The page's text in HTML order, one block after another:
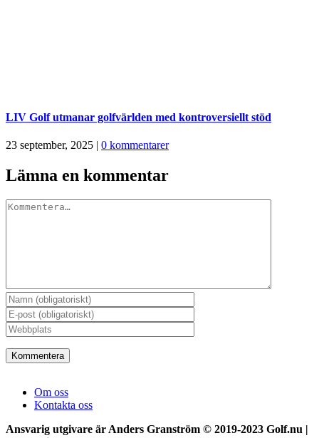
LIV Golf utmanar golfvärlden med kontroversiellt stöd
23 september, 2025 | 0 kommentarer
Lämna en kommentar
Kommentar
Om oss
Kontakta oss
Ansvarig utgivare är Anders Granström © 2019-2023 Golf.nu |